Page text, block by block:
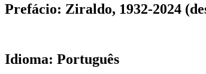
Prefácio: Ziraldo, 1932-2024
Idioma: Português